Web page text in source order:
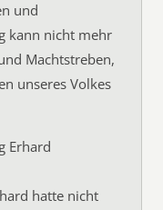
und
kann nicht mehr
Machtstreben,
unseres Volkes
Erhard
hatte nicht